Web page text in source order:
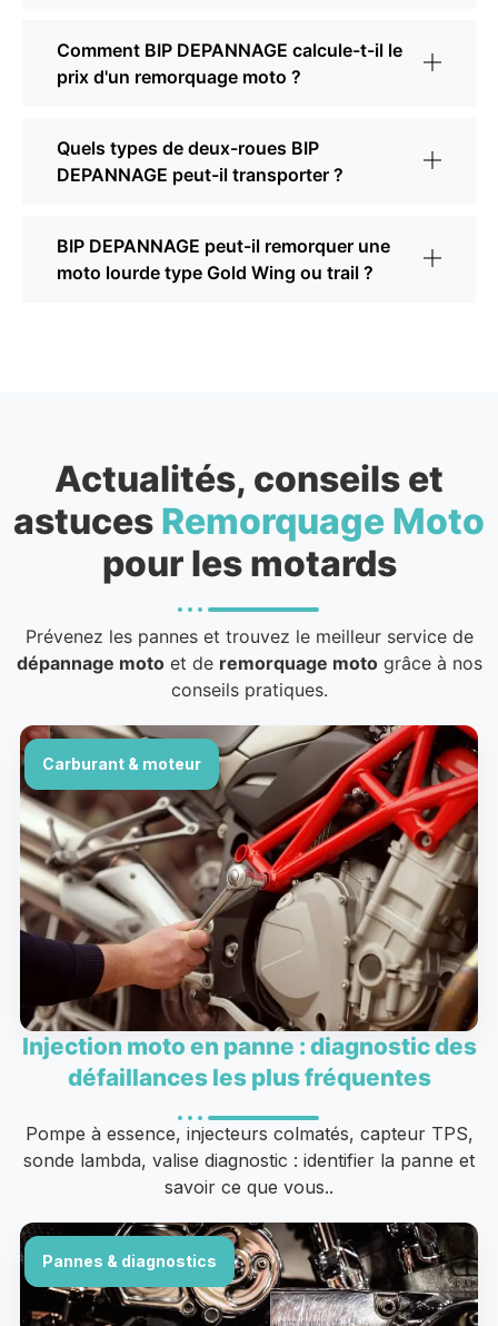
Comment BIP DEPANNAGE calcule-t-il le
prix d'un remorquage moto ?
Quels types de deux-roues BIP
DEPANNAGE peut-il transporter ?
BIP DEPANNAGE peut-il remorquer une
moto lourde type Gold Wing ou trail ?
Actualités, conseils et
astuces Remorquage Moto
pour les motards
Prévenez les pannes et trouvez le meilleur service de
dépannage motoet de remorquage motogrâce à nos
conseils pratiques.
Carburant & moteur
Injection moto en panne : diagnostic des
défaillances les plus fréquentes
Pompe à essence, injecteurs colmatés, capteur TPS,
sonde lambda, valise diagnostic : identifier la panne et
savoir ce que vous..
Pannes & diagnostics